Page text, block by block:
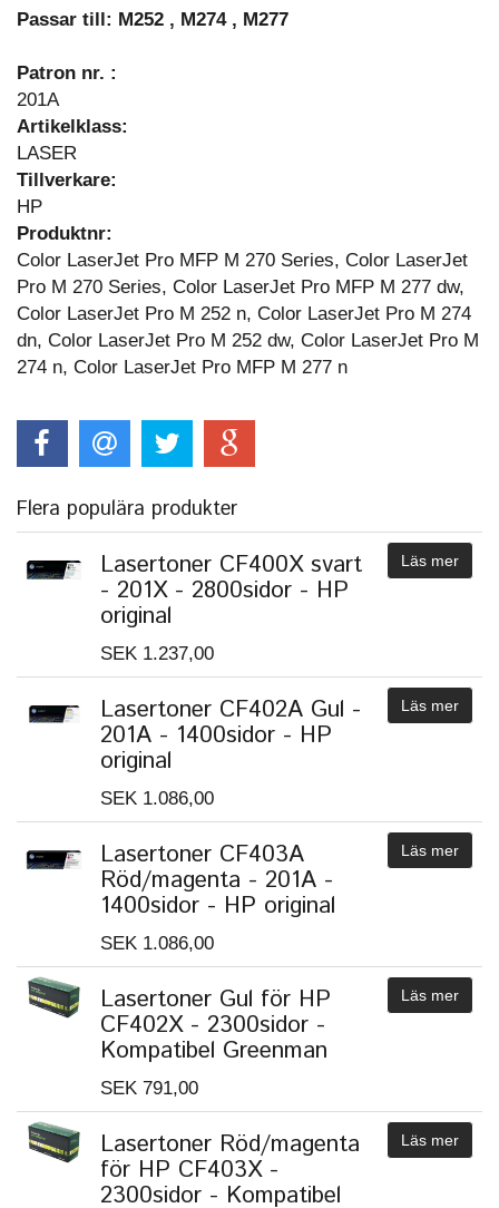
Passar till: M252 , M274 , M277
Patron nr. :
201A
Artikelklass:
LASER
Tillverkare:
HP
Produktnr:
Color LaserJet Pro MFP M 270 Series, Color LaserJet
Pro M 270 Series, Color LaserJet Pro MFP M 277 dw,
Color LaserJet Pro M 252 n, Color LaserJet Pro M 274
dn, Color LaserJet Pro M 252 dw, Color LaserJet Pro M
274 n, Color LaserJet Pro MFP M 277 n
Flera populära produkter
Lasertoner CF400X svart
- 201X - 2800sidor - HP
original
SEK 1.237,00
Läs mer
Lasertoner CF402A Gul -
201A - 1400sidor - HP
original
SEK 1.086,00
Läs mer
Lasertoner CF403A
Röd/magenta - 201A -
1400sidor - HP original
SEK 1.086,00
Läs mer
Lasertoner Gul för HP
CF402X - 2300sidor -
Kompatibel Greenman
SEK 791,00
Läs mer
Lasertoner Röd/magenta
för HP CF403X -
2300sidor - Kompatibel
Läs mer